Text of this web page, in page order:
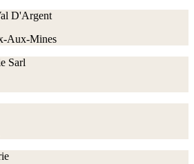
D'Argent
Aux-Mines
Sarl